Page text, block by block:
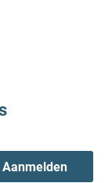
Aanmelden